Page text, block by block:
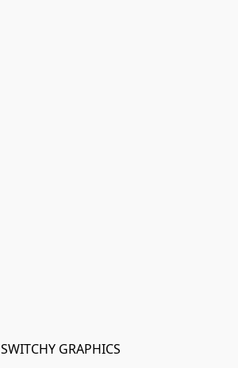
SWITCHY GRAPHICS